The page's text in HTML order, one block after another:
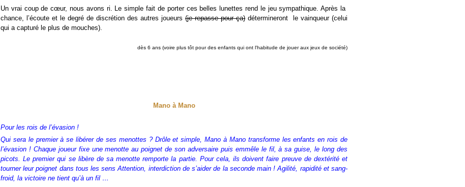
Un vrai coup de cœur, nous avons ri. Le simple fait de porter ces belles lunettes rend le jeu sympathique. Après la
chance, l’écoute et le degré de discrétion des autres joueurs (je repasse pour ça) détermineront le vainqueur (celui
qui a capturé le plus de mouches).
dès 6 ans (voire plus tôt pour des enfants qui ont l'habitude de jouer aux jeux de société)
Mano à Mano
Pour les rois de l’évasion !
Qui sera le premier à se libérer de ses menottes ? Drôle et simple, Mano à Mano transforme les enfants en rois de
l’évasion ! Chaque joueur fixe une menotte au poignet de son adversaire puis emmêle le fil, à sa guise, le long des
picots. Le premier qui se libère de sa menotte remporte la partie. Pour cela, ils doivent faire preuve de dextérité et
tourner leur poignet dans tous les sens Attention, interdiction de s’aider de la seconde main ! Agilité, rapidité et sang-
froid, la victoire ne tient qu’à un fil …